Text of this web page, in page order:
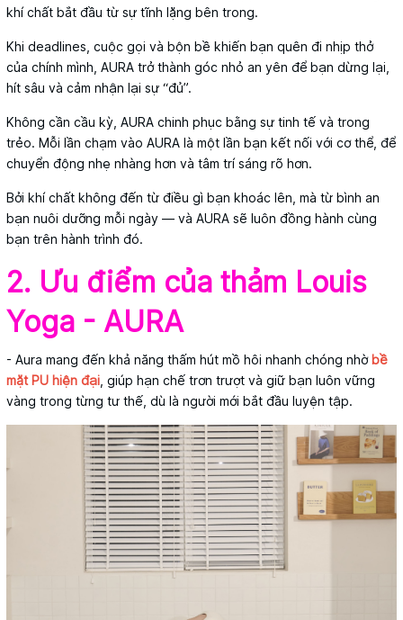
khí chất bắt đầu từ sự tĩnh lặng bên trong.
Khi deadlines, cuộc gọi và bộn bề khiến bạn quên đi nhịp thở
của chính mình, AURA trở thành góc nhỏ an yên để bạn dừng lại,
hít sâu và cảm nhận lại sự “đủ”.
Không cần cầu kỳ, AURA chinh phục bằng sự tinh tế và trong
trẻo. Mỗi lần chạm vào AURA là một lần bạn kết nối với cơ thể, để
chuyển động nhẹ nhàng hơn và tâm trí sáng rõ hơn.
Bởi khí chất không đến từ điều gì bạn khoác lên, mà từ bình an
bạn nuôi dưỡng mỗi ngày — và AURA sẽ luôn đồng hành cùng
bạn trên hành trình đó.
2. Ưu điểm của thảm Louis
Yoga - AURA
- Aura mang đến khả năng thấm hút mồ hôi nhanh chóng nhờ bề
mặt PU hiện đại , giúp hạn chế trơn trượt và giữ bạn luôn vững
vàng trong từng tư thế, dù là người mới bắt đầu luyện tập.